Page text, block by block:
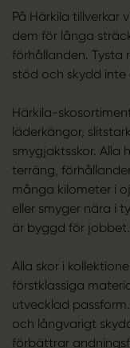
På Härkila tillverkar
dem för långa
förhållanden. Tysta
stöd och skydd inte
Härkila-
läderkängor,
smygjaktsskor. Alla
terräng,
många kilometer i
eller smyger nära i
är byggd för jobbet.
Alla skor i
förstklassiga
utvecklad
och långvarigt
förbättrar